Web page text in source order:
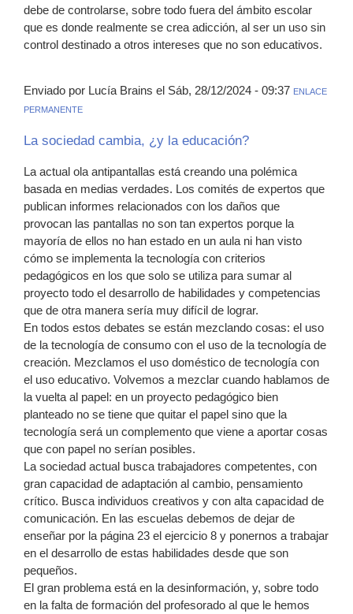
debe de controlarse, sobre todo fuera del ámbito escolar
que es donde realmente se crea adicción, al ser un uso sin
control destinado a otros intereses que no son educativos.
Enviado por Lucía Brains el Sáb, 28/12/2024 - 09:37 ENLACE
PERMANENTE
La sociedad cambia, ¿y la educación?
La actual ola antipantallas está creando una polémica
basada en medias verdades. Los comités de expertos que
publican informes relacionados con los daños que
provocan las pantallas no son tan expertos porque la
mayoría de ellos no han estado en un aula ni han visto
cómo se implementa la tecnología con criterios
pedagógicos en los que solo se utiliza para sumar al
proyecto todo el desarrollo de habilidades y competencias
que de otra manera sería muy difícil de lograr.
En todos estos debates se están mezclando cosas: el uso
de la tecnología de consumo con el uso de la tecnología de
creación. Mezclamos el uso doméstico de tecnología con
el uso educativo. Volvemos a mezclar cuando hablamos de
la vuelta al papel: en un proyecto pedagógico bien
planteado no se tiene que quitar el papel sino que la
tecnología será un complemento que viene a aportar cosas
que con papel no serían posibles.
La sociedad actual busca trabajadores competentes, con
gran capacidad de adaptación al cambio, pensamiento
crítico. Busca individuos creativos y con alta capacidad de
comunicación. En las escuelas debemos de dejar de
enseñar por la página 23 el ejercicio 8 y ponernos a trabajar
en el desarrollo de estas habilidades desde que son
pequeños.
El gran problema está en la desinformación, y, sobre todo
en la falta de formación del profesorado al que le hemos